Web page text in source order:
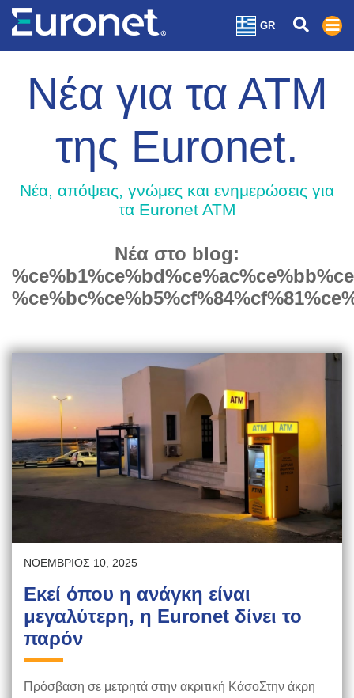
GR
Νέα για τα ΑΤΜ
της Euronet.
Nέα, απόψεις, γνώμες και ενημερώσεις για
τα Euronet ATM
Νέα στο blog:
ΝΟΈΜΒΡΙΟΣ 10, 2025
Εκεί όπου η ανάγκη είναι
μεγαλύτερη, η Euronet δίνει το
παρόν
Πρόσβαση σε μετρητά στην ακριτική ΚάσοΣτην άκρη